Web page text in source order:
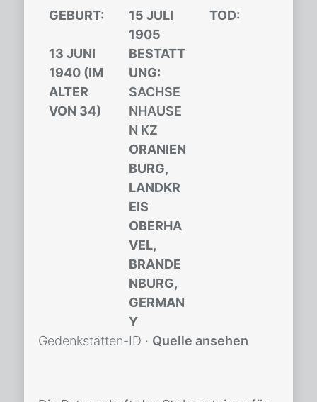
GEBURT:
15 JULI
1905
TOD:
13 JUNI
1940 (IM
ALTER
VON 34)
BESTATT
UNG:
SACHSE
NHAUSE
N KZ
ORANIEN
BURG,
LANDKR
EIS
OBERHA
VEL,
BRANDE
NBURG,
GERMAN
Y
Gedenkstätten-ID · Quelle ansehen